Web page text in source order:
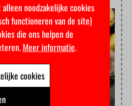
alleen noodzakelijke cookies
functioneren van de site)
die ons helpen de
Meer informatie.
cookies